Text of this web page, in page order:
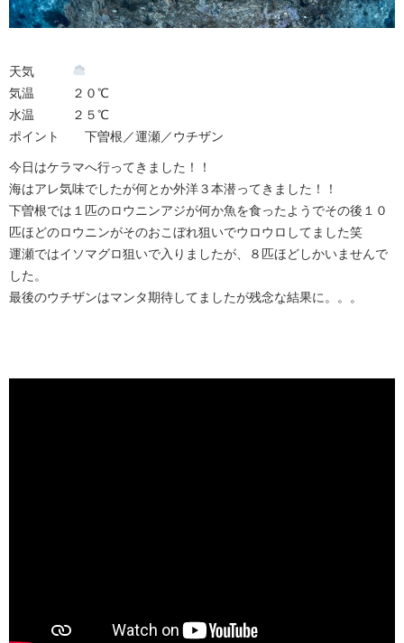
天気
気温 ２０℃
水温 ２５℃
ポイント 下曽根／運瀬／ウチザン
今日はケラマへ行ってきました！！
海はアレ気味でしたが何とか外洋３本潜ってきました！！
下曽根では１匹のロウニンアジが何か魚を食ったようでその後１０
匹ほどのロウニンがそのおこぼれ狙いでウロウロしてました笑
運瀬ではイソマグロ狙いで入りましたが、８匹ほどしかいませんで
した。
最後のウチザンはマンタ期待してましたが残念な結果に。。。